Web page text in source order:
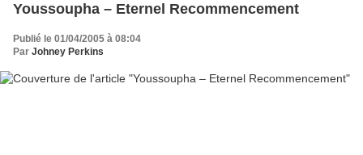
Youssoupha – Eternel Recommencement
Publié le 01/04/2005 à 08:04
Par Johney Perkins